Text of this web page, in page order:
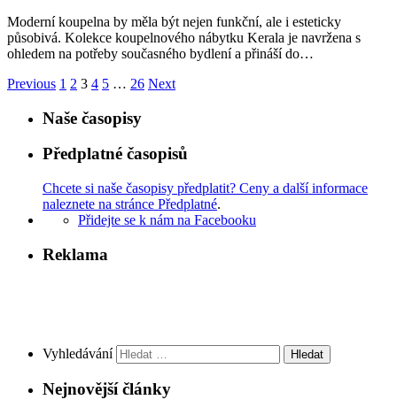
Moderní koupelna by měla být nejen funkční, ale i esteticky
působivá. Kolekce koupelnového nábytku Kerala je navržena s
ohledem na potřeby současného bydlení a přináší do…
Previous 1 2 3 4 5 … 26 Next
Naše časopisy
Předplatné časopisů
Chcete si naše časopisy předplatit? Ceny a další informace
naleznete na stránce Předplatné.
Přidejte se k nám na Facebooku
Reklama
Vyhledávání
Nejnovější články